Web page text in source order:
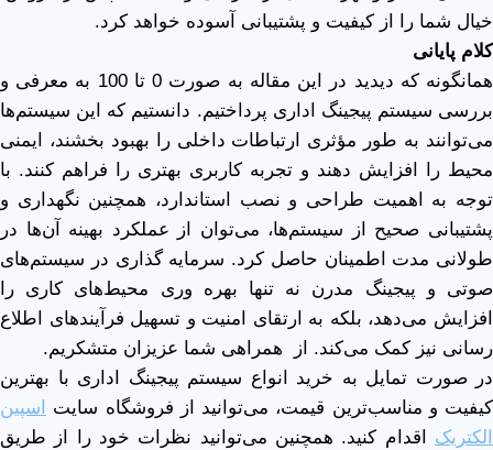
خیال شما را از کیفیت و پشتیبانی آسوده خواهد کرد.
کلام پایانی
همانگونه که دیدید در این مقاله به صورت 0 تا 100 به معرفی و
بررسی سیستم پیجینگ اداری پرداختیم. دانستیم که این سیستم‌ها
می‌توانند به طور مؤثری ارتباطات داخلی را بهبود بخشند، ایمنی
محیط را افزایش دهند و تجربه کاربری بهتری را فراهم کنند. با
توجه به اهمیت طراحی و نصب استاندارد، همچنین نگهداری و
پشتیبانی صحیح از سیستم‌ها، می‌توان از عملکرد بهینه آن‌ها در
طولانی ‌مدت اطمینان حاصل کرد. سرمایه‌ گذاری در سیستم‌های
صوتی و پیجینگ مدرن نه تنها بهره‌ وری محیط‌های کاری را
افزایش می‌دهد، بلکه به ارتقای امنیت و تسهیل فرآیندهای اطلاع
‌رسانی نیز کمک می‌کند. از همراهی شما عزیزان متشکریم.
در صورت تمایل به خرید انواع سیستم پیجینگ اداری با بهترین
کیفیت و مناسب‌ترین قیمت، می‌توانید از فروشگاه سایت
اسپین
الکتریک اقدام کنید. همچنین می‌توانید نظرات خود را از طریق